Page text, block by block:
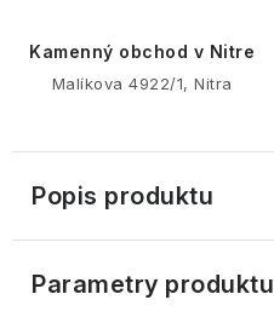
Kamenný obchod v Nitre
Malíkova 4922/1, Nitra
Popis produktu
Parametry produktu